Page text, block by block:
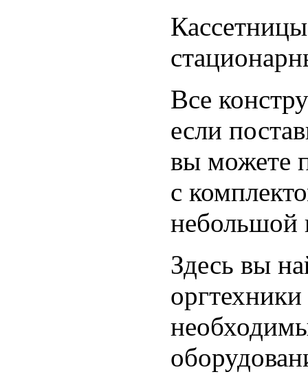
Все
если
вы можете
с
небольшой
Здесь вы